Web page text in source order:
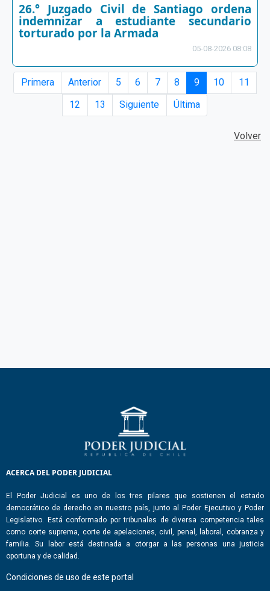
26.° Juzgado Civil de Santiago ordena
indemnizar a estudiante secundario
torturado por la Armada
05-08-2026 08:08
Primera Anterior 5 6 7 8 9 10
11
12
13 Siguiente Última
Volver
ACERCA DEL PODER JUDICIAL
El Poder Judicial es uno de los tres pilares que sostienen el estado
democrático de derecho en nuestro país, junto al Poder Ejecutivo y Poder
Legislativo. Está conformado por tribunales de diversa competencia tales
como corte suprema, corte de apelaciones, civil, penal, laboral, cobranza y
familia. Su labor está destinada a otorgar a las personas una justicia
oportuna y de calidad.
Condiciones de uso de este portal